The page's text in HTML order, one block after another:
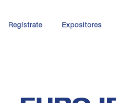
Regístrate Expositores